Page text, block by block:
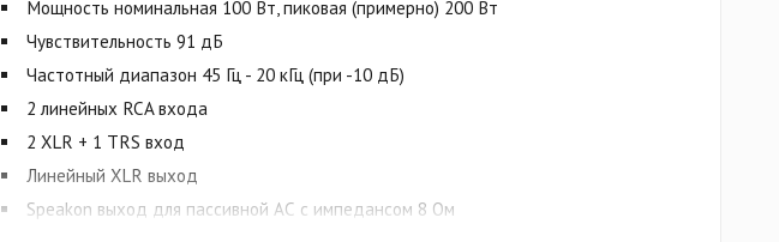
Мощность номинальная 100 Вт, пиковая (примерно) 200 Вт
Чувствительность 91 дБ
Частотный диапазон 45 Гц - 20 кГц (при -10 дБ)
2 линейных RCA входа
2 XLR + 1 TRS вход
Линейный XLR выход
Speakon выход для пассивной АС с импедансом 8 Ом